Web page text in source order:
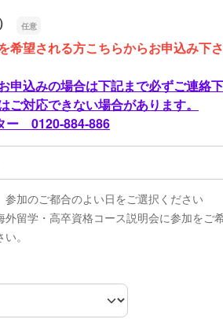
希望される方こちらからお申込み下さ
込みの場合は下記まで必ずご連絡下
対応できない場合があります。
ー 0120-884-886
加のご都合のよい日をご選択ください
外留学・高卒資格コース説明会に参加をご
。